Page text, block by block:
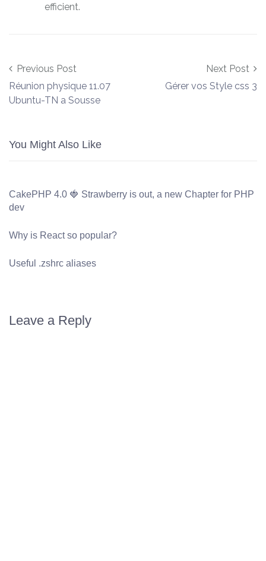
efficient.
Post navigation
Previous Post
Réunion physique 11.07
Ubuntu-TN a Sousse
Next Post
Gérer vos Style css 3
You Might Also Like
CakePHP 4.0 🍓 Strawberry is out, a new Chapter for PHP
dev
Why is React so popular?
Useful .zshrc aliases
Leave a Reply